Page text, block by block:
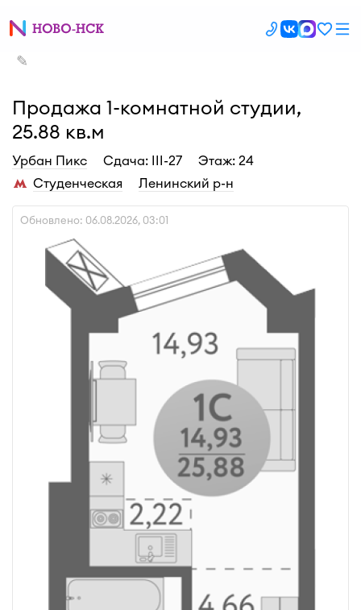
✎
Продажа 1-комнатной студии,
25.88 кв.м
Урбан Пикс Cдача: III-27
Этаж: 24
Студенческая
Ленинский р-н
Обновлено: 06.08.2026, 03:01